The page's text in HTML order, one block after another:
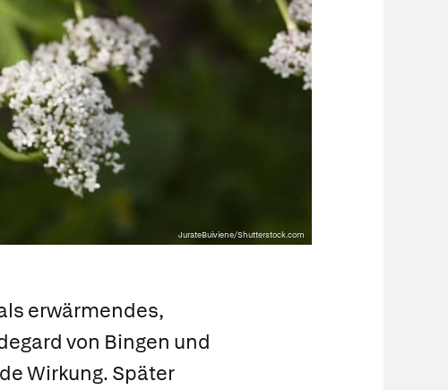
JurateBuiviene/Shutterstock.com
erwärmendes,
von Bingen und
Wirkung. Später